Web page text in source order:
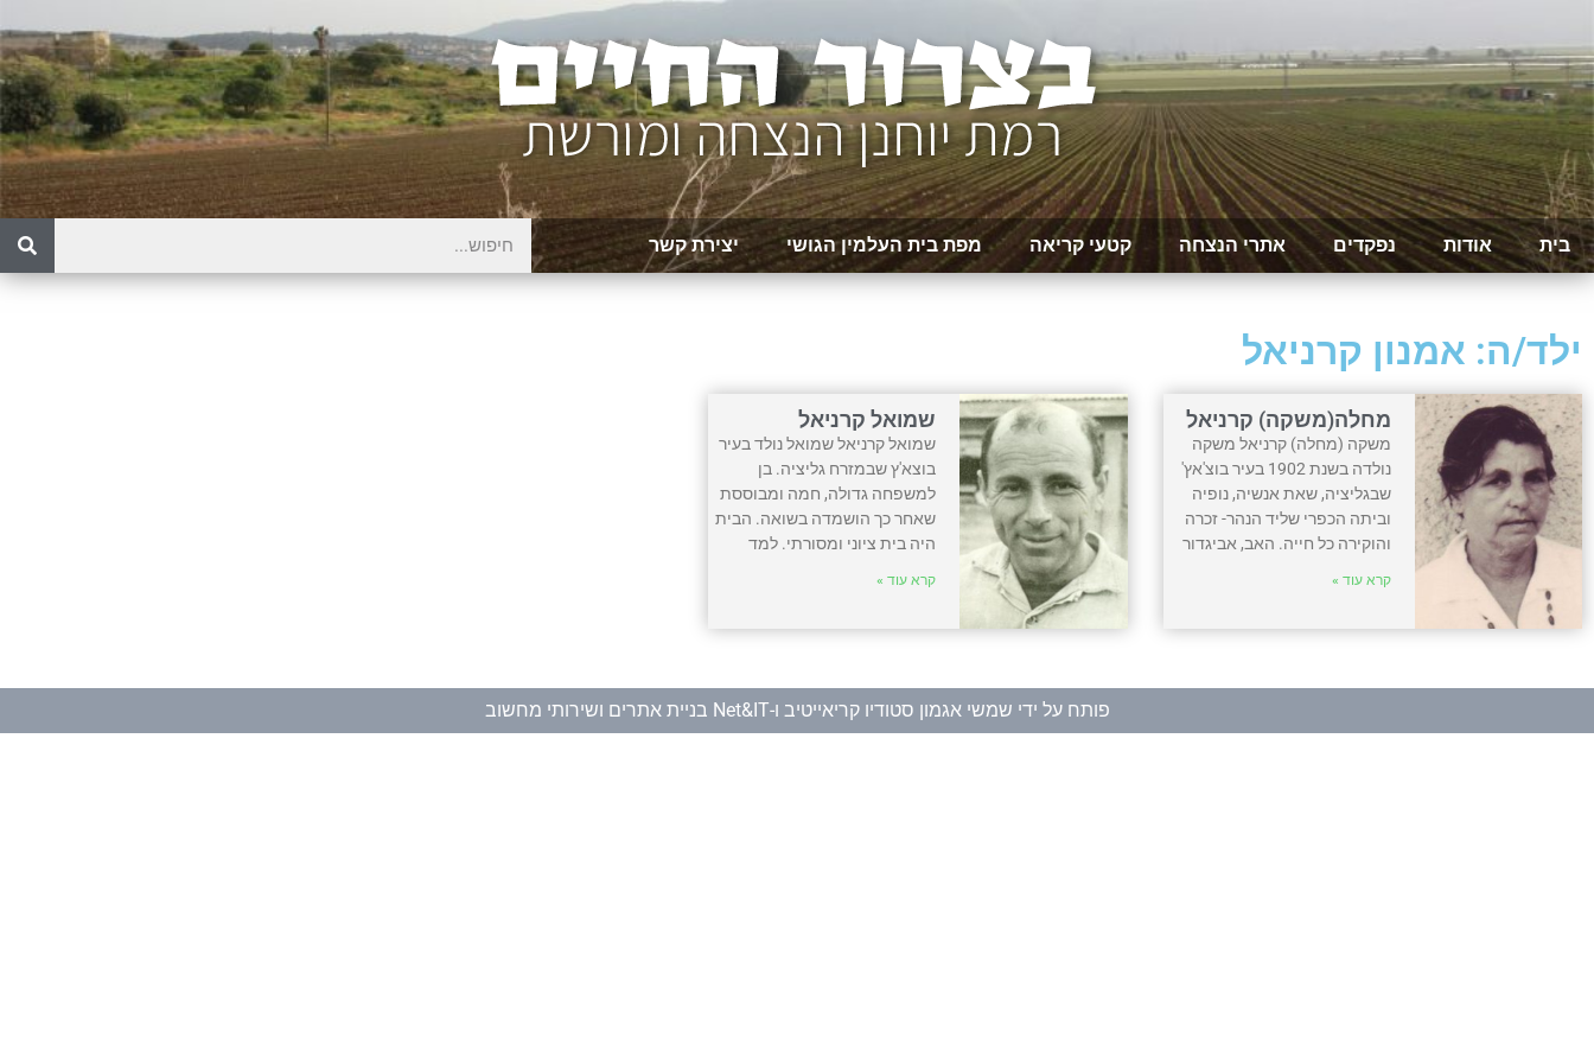
בית אודות נפקדים אתרי הנצחה קטעי קריאה מפת בית העלמין הגושי יצירת קשר
ילד/ה: אמנון קרניאל
מחלה(משקה) קרניאל
משקה (מחלה) קרניאל משקה
נולדה בשנת 1902 בעיר בוצ'אץ'
שבגליציה, שאת אנשיה, נופיה
וביתה הכפרי שליד הנהר- זכרה
והוקירה כל חייה. האב, אביגדור
קרא עוד »
שמואל קרניאל
שמואל קרניאל שמואל נולד בעיר
בוצא'ץ שבמזרח גליציה. בן
למשפחה גדולה, חמה ומבוססת
שאחר כך הושמדה בשואה. הבית
היה בית ציוני ומסורתי. למד
קרא עוד »
פותח על ידי שמשי אגמון סטודיו קריאייטיב ו-Net&IT בניית אתרים ושירותי מחשוב